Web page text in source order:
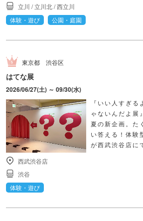
立川 /立川北/西立川
体験・遊び
公園・庭園
東京都 渋谷区
はてな展
2026/06/27(土) ～ 09/30(水)
『いい人すぎ
ゃないんだよ
夏の新企画。た
い答える！体験
が西武渋谷店に
西武渋谷店
渋谷
体験・遊び